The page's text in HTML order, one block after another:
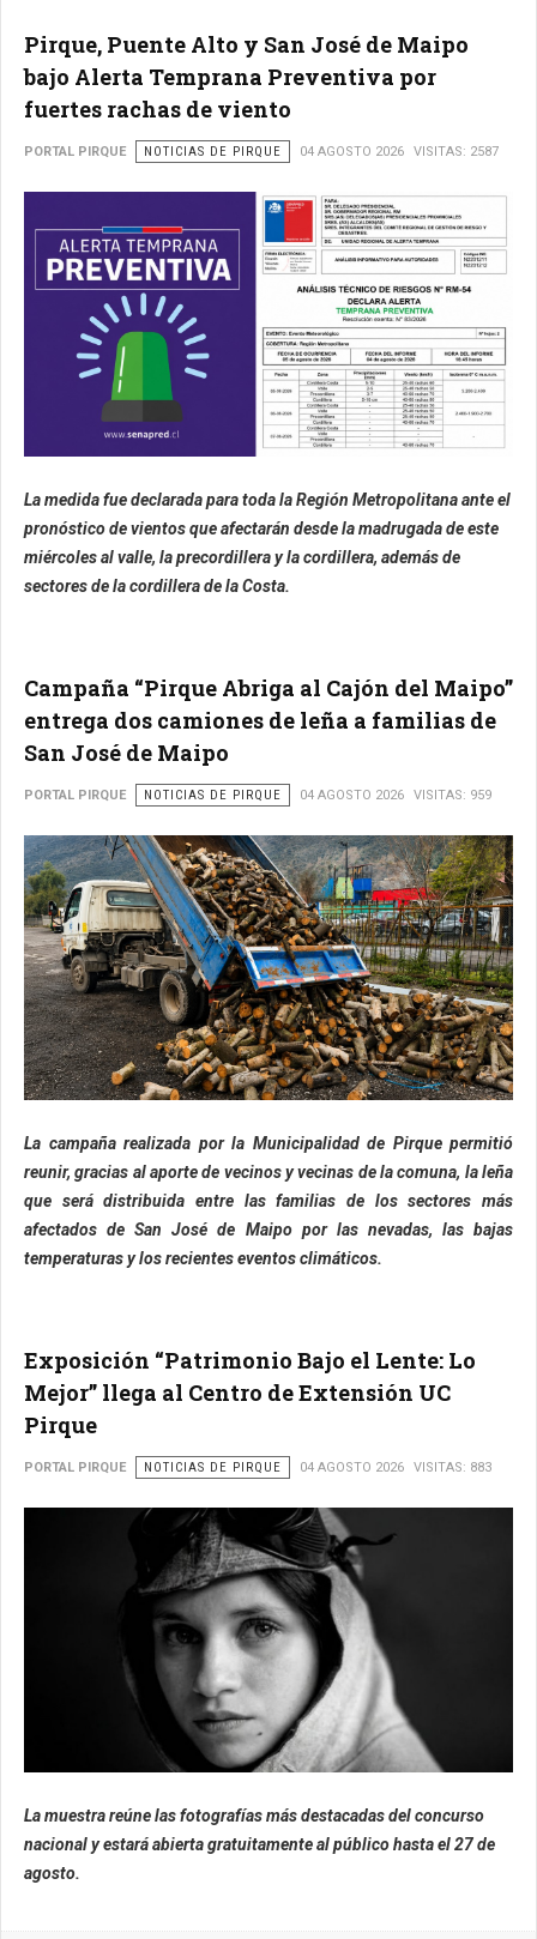
Pirque, Puente Alto y San José de Maipo
bajo Alerta Temprana Preventiva por
fuertes rachas de viento
PORTAL PIRQUE NOTICIAS DE PIRQUE 04 AGOSTO 2026 VISITAS: 2587
La medida fue declarada para toda la Región Metropolitana ante el
pronóstico de vientos que afectarán desde la madrugada de este
miércoles al valle, la precordillera y la cordillera, además de
sectores de la cordillera de la Costa.
Campaña “Pirque Abriga al Cajón del Maipo”
entrega dos camiones de leña a familias de
San José de Maipo
PORTAL PIRQUE NOTICIAS DE PIRQUE 04 AGOSTO 2026 VISITAS: 959
La campaña realizada por la Municipalidad de Pirque permitió
reunir, gracias al aporte de vecinos y vecinas de la comuna, la leña
que será distribuida entre las familias de los sectores más
afectados de San José de Maipo por las nevadas, las bajas
temperaturas y los recientes eventos climáticos.
Exposición “Patrimonio Bajo el Lente: Lo
Mejor” llega al Centro de Extensión UC
Pirque
PORTAL PIRQUE NOTICIAS DE PIRQUE 04 AGOSTO 2026 VISITAS: 883
La muestra reúne las fotografías más destacadas del concurso
nacional y estará abierta gratuitamente al público hasta el 27 de
agosto.